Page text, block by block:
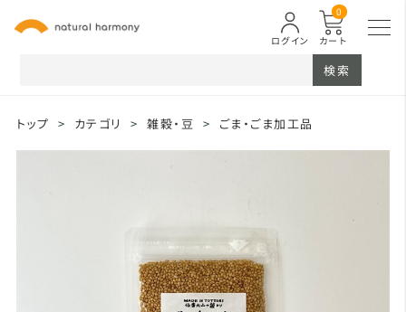
カート
0
ログイン
検索
トップ > カテゴリ > 雑穀・豆 > ごま・ごま加工品